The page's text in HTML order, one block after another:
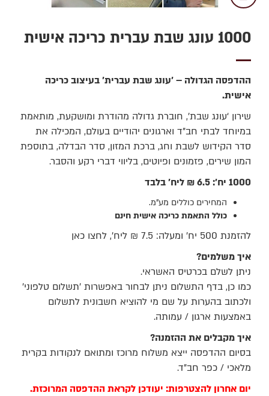
1000 עונג שבת עברית כריכה אישית
ההדפסה הגדולה – 'עונג שבת עברית' בעיצוב כריכה
אישית.
שירון ‘עונג שבת’, חוברת גדולה מהודרת ומושקעת, מותאמת
במיוחד לבתי חב"ד וארגונים יהודיים בעולם, המכילה את
סדר הקידוש לשבת וחג, ברכת המזון, סדר הבדלה, בתוספת
המון שירים, פזמונים ופיוטים, בליווי דברי רקע והסבר.
1000 יח': 6.5 ₪ ליח' בלבד
המחירים כוללים מע"מ.
כולל התאמת כריכה אישית חינם
להזמנת 500 יח' ומעלה: 7.5 ₪ ליח', לחצו כאן
איך משלמים?
ניתן לשלם בכרטיס האשראי.
כמו כן, בדף התשלום ניתן לבחור באפשרות 'תשלום טלפוני'
ולכתוב בהערות על שם מי להוציא חשבונית לתשלום
באמצעות ארגון / עמותה.
איך מקבלים את ההזמנה?
בסיום ההדפסה ייצא משלוח מרוכז ומתואם לנקודות בקרית
מלאכי / כפר חב"ד.
יום אחרון להצטרפות: יעודכן לקראת ההדפסה המרוכזת.